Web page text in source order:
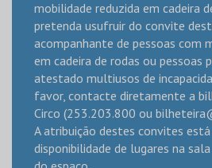
mobilidade reduzida em cadeira
pretenda usufruir do convite
acompanhante de pessoas com
em cadeira de rodas ou pessoas
atestado multiusos de
favor, contacte diretamente a
Circo (253.203.800 ou
A atribuição destes convites está
disponibilidade de lugares na